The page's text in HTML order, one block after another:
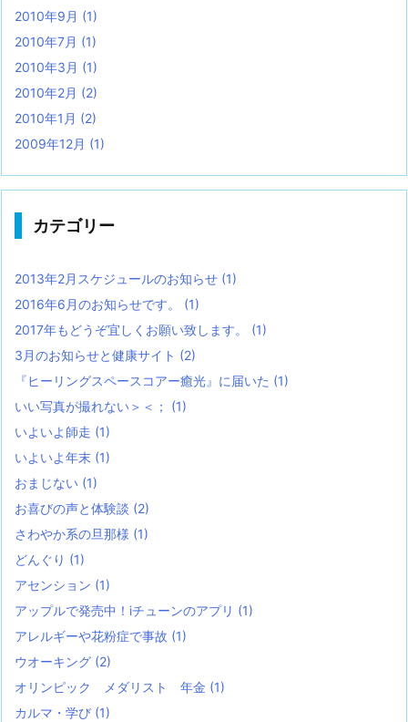
2010年9月 (1)
2010年7月 (1)
2010年3月 (1)
2010年2月 (2)
2010年1月 (2)
2009年12月 (1)
カテゴリー
2013年2月スケジュールのお知らせ (1)
2016年6月のお知らせです。 (1)
2017年もどうぞ宜しくお願い致します。 (1)
3月のお知らせと健康サイト (2)
『ヒーリングスペースコアー癒光』に届いた (1)
いい写真が撮れない＞＜； (1)
いよいよ師走 (1)
いよいよ年末 (1)
おまじない (1)
お喜びの声と体験談 (2)
さわやか系の旦那様 (1)
どんぐり (1)
アセンション (1)
アップルで発売中！iチューンのアプリ (1)
アレルギーや花粉症で事故 (1)
ウオーキング (2)
オリンピック メダリスト 年金 (1)
カルマ・学び (1)